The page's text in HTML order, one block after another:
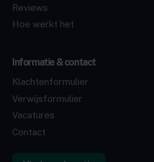
Reviews
Hoe werkt het
Informatie & contact
Klachtenformulier
Verwijsformulier
Vacatures
Contact